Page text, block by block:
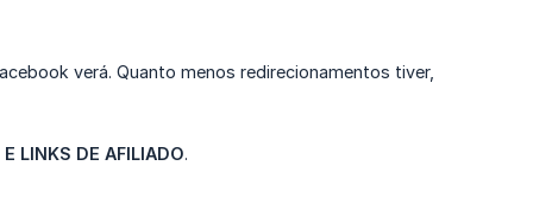
verá. Quanto menos redirecionamentos tiver,
LINKS DE AFILIADO.